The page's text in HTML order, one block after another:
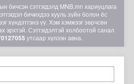
сэтгэгдэлд MNB.mn хариуцлага
бичихдээ хууль зүйн болон ёс
хүндэтгэнэ үү. Хэм хэмжээг зөрчсөн
эрхтэй. Сэтгэгдэлтэй холбоотой санал
утсаар хүлээн авна.